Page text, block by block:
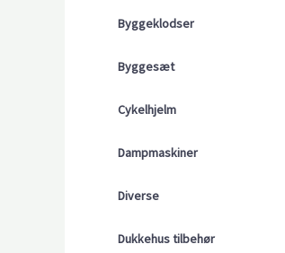
Byggeklodser
Byggesæt
Cykelhjelm
Dampmaskiner
Diverse
Dukkehus tilbehør